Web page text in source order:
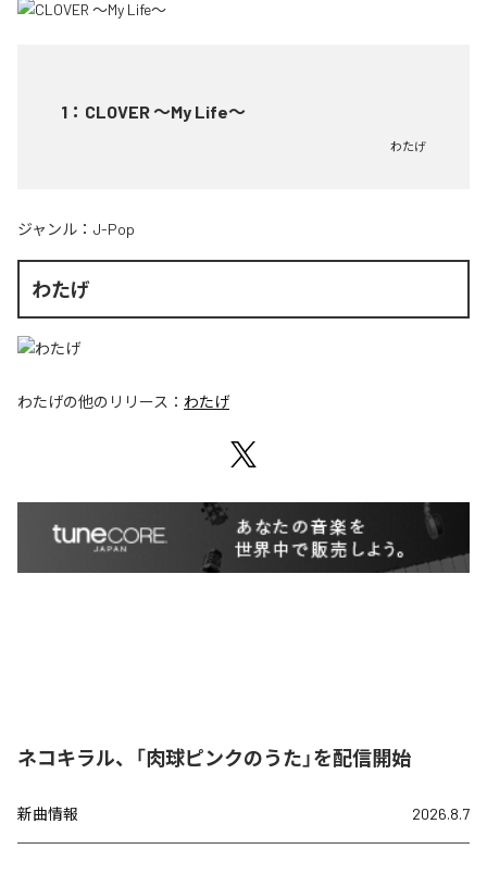
1 ： CLOVER ～My Life～
わたげ
ジャンル： J-Pop
わたげ
わたげの他のリリース： わたげ
ネコキラル、「肉球ピンクのうた」を配信開始
新曲情報 2026.8.7